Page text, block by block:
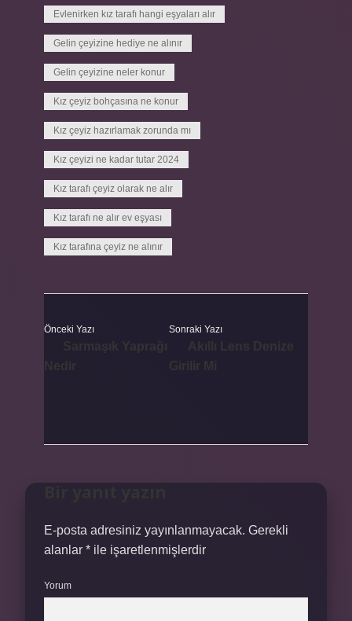
Evlenirken kız tarafı hangi eşyaları alır
Gelin çeyizine hediye ne alınır
Gelin çeyizine neler konur
Kız çeyiz bohçasına ne konur
Kız çeyiz hazırlamak zorunda mı
Kız çeyizi ne kadar tutar 2024
Kız tarafı çeyiz olarak ne alır
Kız tarafı ne alır ev eşyası
Kız tarafına çeyiz ne alınır
Önceki Yazı Sonraki Yazı
E-posta adresiniz yayınlanmayacak. Gerekli
alanlar * ile işaretlenmişlerdir
Yorum